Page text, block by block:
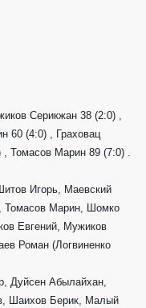
Серикжан 38 (2:0) ,
60 (4:0) , Граховац
, Томасов Марин 89 (7:0) .
Игорь, Маевский
Томасов Марин, Шомко
Евгений, Мужиков
Роман (Логвиненко
Дуйсен Абылайхан,
Шаихов Берик, Малый